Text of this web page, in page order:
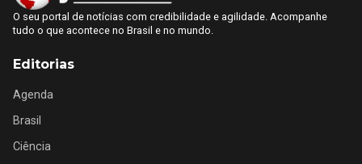
O seu portal de notícias com credibilidade e agilidade. Acompanhe
tudo o que acontece no Brasil e no mundo.
Editorias
Agenda
Brasil
Ciência